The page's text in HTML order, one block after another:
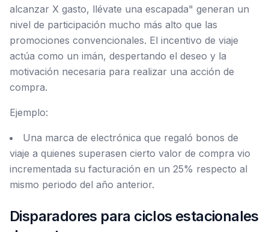
alcanzar X gasto, llévate una escapada" generan un
nivel de participación mucho más alto que las
promociones convencionales. El incentivo de viaje
actúa como un imán, despertando el deseo y la
motivación necesaria para realizar una acción de
compra.
Ejemplo:
Una marca de electrónica que regaló bonos de
viaje a quienes superasen cierto valor de compra vio
incrementada su facturación en un 25% respecto al
mismo periodo del año anterior.
Disparadores para ciclos estacionales